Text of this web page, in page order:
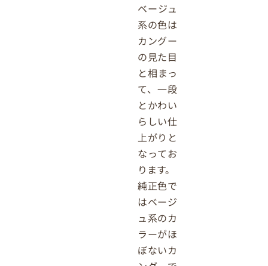
ベージュ
系の色は
カングー
の見た目
と相まっ
て、一段
とかわい
らしい仕
上がりと
なってお
ります。
純正色で
はベージ
ュ系のカ
ラーがほ
ぼないカ